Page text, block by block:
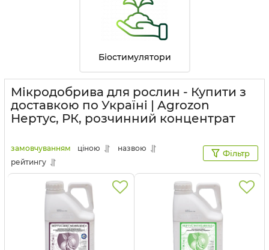
Біостимулятори
Мікродобрива для рослин - Купити з
доставкою по Україні | Agrozon
Нертус, РК, розчинний концентрат
замовчуванням ціною
назвою
рейтингу
Фільтр